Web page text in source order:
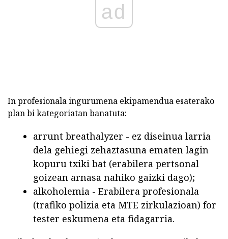
ad
In profesionala ingurumena ekipamendua esaterako
plan bi kategoriatan banatuta:
arrunt breathalyzer - ez diseinua larria
dela gehiegi zehaztasuna ematen lagin
kopuru txiki bat (erabilera pertsonal
goizean arnasa nahiko gaizki dago);
alkoholemia - Erabilera profesionala
(trafiko polizia eta MTE zirkulazioan) for
tester eskumena eta fidagarria.